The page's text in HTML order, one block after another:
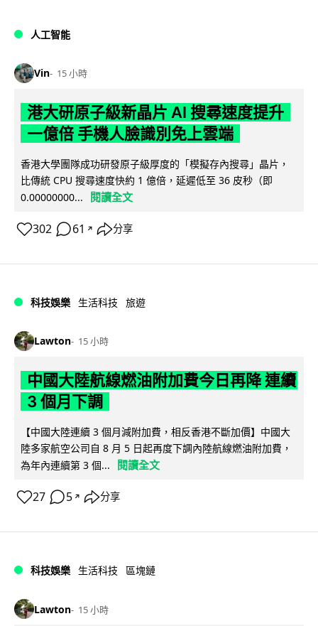
人工智能
Vin 15 小時
港大研原子級新晶片 AI 搜尋速度提升
一億倍 手機人臉識別免上雲端
香港大學團隊成功研發原子級厚度的「模擬存內搜尋」晶片，
比傳統 CPU 搜尋速度快約 1 億倍，延遲低至 36 皮秒（即
0.00000000...
閱讀全文
302 61 ↗ 分享
科技娛樂 生活科技 旅遊
Lawton 15 小時
中國大陸航線燃油附加費今日再降 連續
3 個月下調
【中國大陸連續 3 個月減附加費，相反香港不斷加價】中國大
陸多家航空公司自 8 月 5 日起再度下調內陸航線燃油附加費，
為年內連續第 3 個...
閱讀全文
27 5 ↗ 分享
科技娛樂 生活科技 區塊鏈
Lawton 15 小時